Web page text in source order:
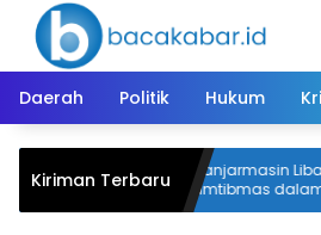
Langsung
konten
Daerah
Politik Hukum
Kiriman TerbaruPolresta Banjarmasin
Bhabinkamtibmas dalam
Klien Pemasyarakatan